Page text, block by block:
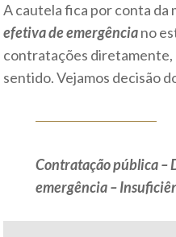
A cautela fica por conta da
efetiva de emergênciano
contratações diretamente,
sentido. Vejamos decisão
Contratação pública –
emergência –